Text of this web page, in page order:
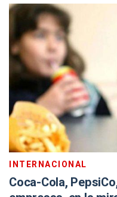
INTERNACIONAL
Coca-Cola,